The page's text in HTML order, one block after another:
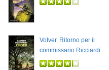
Volver. Ritorno per il
commissario Ricciardi